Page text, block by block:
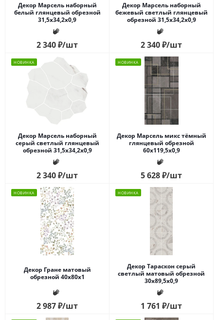
Декор Марсель наборный
белый глянцевый обрезной
31,5x34,2x0,9
2 340₽/шт
Декор Марсель наборный
бежевый светлый глянцевый
обрезной 31,5x34,2x0,9
2 340₽/шт
НОВИНКА
Декор Марсель наборный
серый светлый глянцевый
обрезной 31,5x34,2x0,9
2 340₽/шт
НОВИНКА
Декор Марсель микс тёмный
глянцевый обрезной
60x119,5x0,9
5 628₽/шт
НОВИНКА
Декор Гране матовый
обрезной 40x80x1
2 987₽/шт
НОВИНКА
Декор Тараскон серый
светлый матовый обрезной
30x89,5x0,9
1 761 ₽/шт